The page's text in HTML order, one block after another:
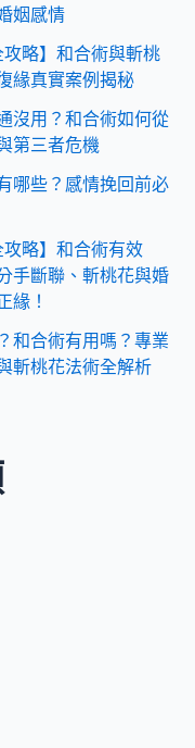
姻感情
攻略】和合術與斬桃
緣真實案例揭秘
沒用？和合術如何從
第三者危機
哪些？感情挽回前必
攻略】和合術有效
手斷聯、斬桃花與婚
緣！
和合術有用嗎？專業
斬桃花法術全解析